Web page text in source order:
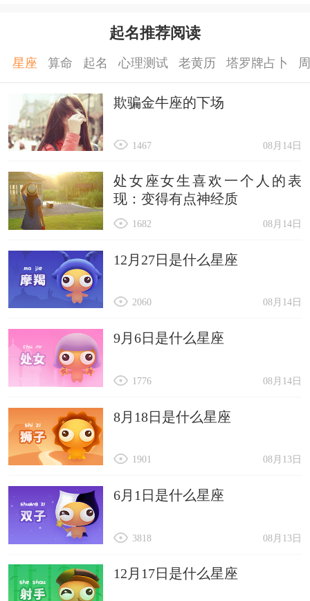
起名推荐阅读
星座 算命 起名 心理测试 老黄历 塔罗牌占卜
欺骗金牛座的下场
08月14日
1467
处女座女生喜欢一个人的表
现：变得有点神经质
08月14日
1682
12月27日是什么星座
08月14日
2060
9月6日是什么星座
08月14日
1776
8月18日是什么星座
08月13日
1901
6月1日是什么星座
08月13日
3818
12月17日是什么星座